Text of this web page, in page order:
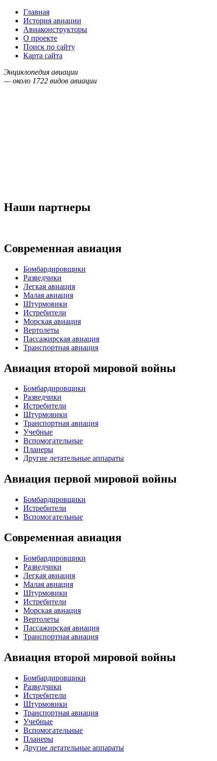
Главная
История авиации
Авиаконструкторы
О проекте
Поиск по сайту
Карта сайта
Энциклопедия авиации
— около 1722 видов авиации
Наши партнеры
Современная авиация
Бомбардировщики
Разведчики
Легкая авиация
Малая авиация
Штурмовики
Истребители
Морская авиация
Вертолеты
Пассажирская авиация
Транспортная авиация
Авиация второй мировой войны
Бомбардировщики
Разведчики
Истребители
Штурмовики
Транспортная авиация
Учебные
Вспомогательные
Планеры
Другие летательные аппараты
Авиация первой мировой войны
Бомбардировщики
Истребители
Вспомогательные
Современная авиация
Бомбардировщики
Разведчики
Легкая авиация
Малая авиация
Штурмовики
Истребители
Морская авиация
Вертолеты
Пассажирская авиация
Транспортная авиация
Авиация второй мировой войны
Бомбардировщики
Разведчики
Истребители
Штурмовики
Транспортная авиация
Учебные
Вспомогательные
Планеры
Другие летательные аппараты